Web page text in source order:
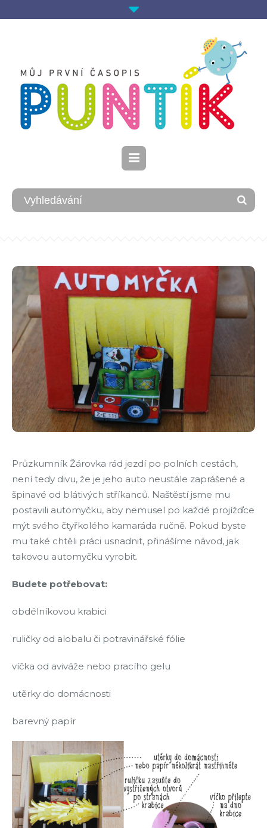
Průzkumník Žárovka rád jezdí po polních cestách,
není tedy divu, že je jeho auto neustále zaprášené a
špinavé od blátivých stříkanců. Naštěstí jsme mu
postavili automyčku, aby nemusel po každé projížďce
mýt svého čtyřkolého kamaráda ručně. Pokud byste
mu také chtěli práci usnadnit, přinášíme návod, jak
takovou automyčku vyrobit.
Budete potřebovat:
obdélníkovou krabici
ruličky od alobalu či potravinářské fólie
víčka od aviváže nebo pracího gelu
utěrky do domácnosti
barevný papír